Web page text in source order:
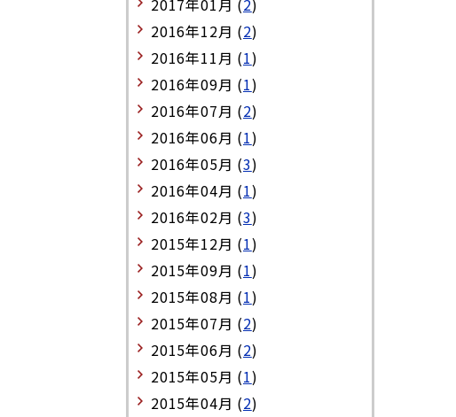
2017年01月 (2)
2016年12月 (2)
2016年11月 (1)
2016年09月 (1)
2016年07月 (2)
2016年06月 (1)
2016年05月 (3)
2016年04月 (1)
2016年02月 (3)
2015年12月 (1)
2015年09月 (1)
2015年08月 (1)
2015年07月 (2)
2015年06月 (2)
2015年05月 (1)
2015年04月 (2)